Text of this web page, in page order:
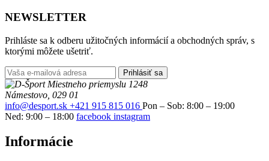
NEWSLETTER
Prihláste sa k odberu užitočných informácií a obchodných správ, s
ktorými môžete ušetriť.
Prihlásiť sa
Miestneho priemyslu 1248
Námestovo, 029 01
info@desport.sk +421 915 815 016 Pon – Sob: 8:00 – 19:00
Ned: 9:00 – 18:00 facebook instagram
Informácie